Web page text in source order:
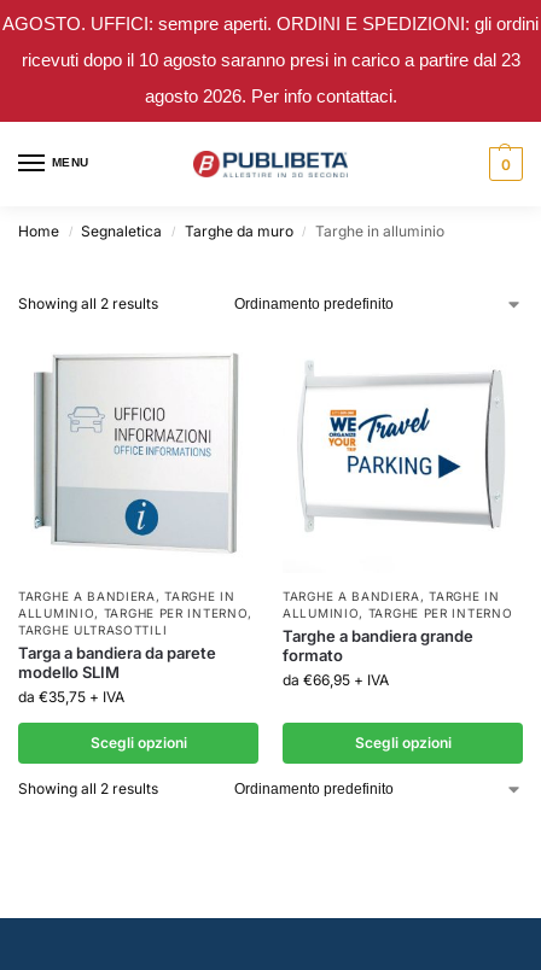
AGOSTO. UFFICI: sempre aperti. ORDINI E SPEDIZIONI: gli ordini
ricevuti dopo il 10 agosto saranno presi in carico a partire dal 23
agosto 2026. Per info contattaci.
MENU 0
Home / Segnaletica / Targhe da muro / Targhe in alluminio
Showing all 2 results
TARGHE A BANDIERA ,TARGHE IN
ALLUMINIO, TARGHE PER INTERNO,
TARGHE ULTRASOTTILI
Targa a bandiera da parete
modello SLIM
da €35,75 + IVA
Scegli opzioni
TARGHE A BANDIERA ,TARGHE IN
ALLUMINIO, TARGHE PER INTERNO
Targhe a bandiera grande
formato
da €66,95 + IVA
Scegli opzioni
Showing all 2 results